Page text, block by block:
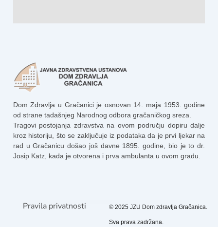
Dom Zdravlja u Gračanici je osnovan 14. maja 1953. godine
od strane tadašnjeg Narodnog odbora gračaničkog sreza.
Tragovi postojanja zdravstva na ovom području dopiru dalje
kroz historiju, što se zaključuje iz podataka da je prvi ljekar na
rad u Gračanicu došao još davne 1895. godine, bio je to dr.
Josip Katz, kada je otvorena i prva ambulanta u ovom gradu.
Pravila privatnosti © 2025 JZU Dom zdravlja Gračanica.
Sva prava zadržana.